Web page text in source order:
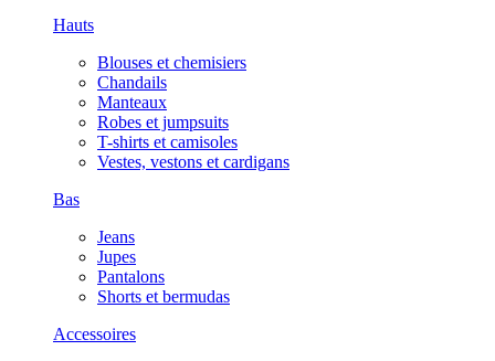
Hauts
Blouses et chemisiers
Chandails
Manteaux
Robes et jumpsuits
T-shirts et camisoles
Vestes, vestons et cardigans
Bas
Jeans
Jupes
Pantalons
Shorts et bermudas
Accessoires